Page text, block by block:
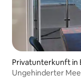
Privatunterkunft in
Ungehinderter